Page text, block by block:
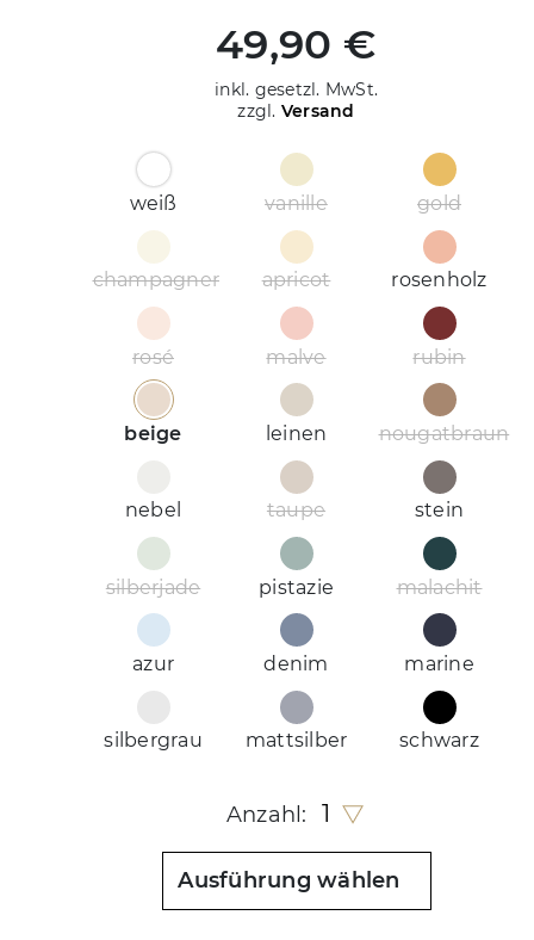
49,90 €
inkl. gesetzl. MwSt.
zzgl. Versand
weiß vanille gold
champagner apricot rosenholz
rosé malve rubin
beige leinen nougatbraun
nebel taupe stein
silberjade pistazie malachit
azur denim marine
silbergrau mattsilber schwarz
Anzahl: 1
Ausführung wählen